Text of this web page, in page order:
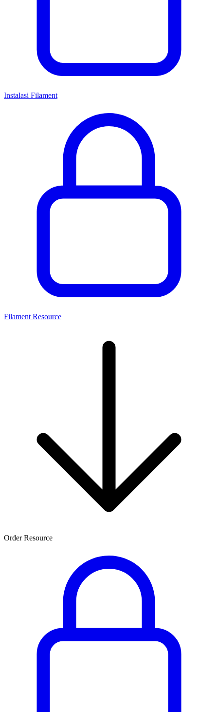
Instalasi Filament
Filament Resource
Order Resource